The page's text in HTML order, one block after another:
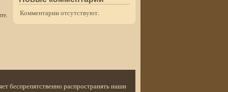
Комментарии отсутствуют.
беспрепятственно распространять наши